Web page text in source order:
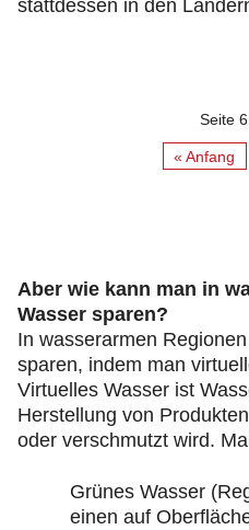
stattdessen in den
Seite
« Anfang
Aber wie kann man in
Wasser sparen?
In wasserarmen
sparen, indem man
Virtuelles Wasser ist
Herstellung von
oder verschmutzt wird.
Grünes Wasser
einen auf